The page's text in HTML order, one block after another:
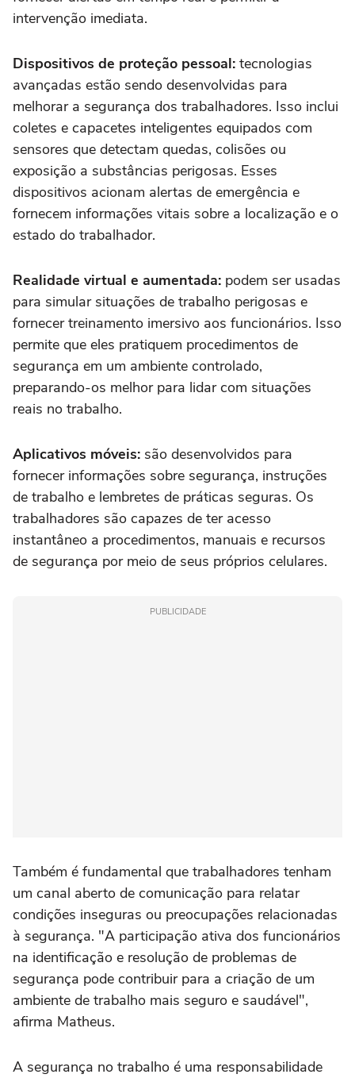
intervenção imediata.
Dispositivos de proteção pessoal: tecnologias
avançadas estão sendo desenvolvidas para
melhorar a segurança dos trabalhadores. Isso inclui
coletes e capacetes inteligentes equipados com
sensores que detectam quedas, colisões ou
exposição a substâncias perigosas. Esses
dispositivos acionam alertas de emergência e
fornecem informações vitais sobre a localização e o
estado do trabalhador.
Realidade virtual e aumentada: podem ser usadas
para simular situações de trabalho perigosas e
fornecer treinamento imersivo aos funcionários. Isso
permite que eles pratiquem procedimentos de
segurança em um ambiente controlado,
preparando-os melhor para lidar com situações
reais no trabalho.
Aplicativos móveis: são desenvolvidos para
fornecer informações sobre segurança, instruções
de trabalho e lembretes de práticas seguras. Os
trabalhadores são capazes de ter acesso
instantâneo a procedimentos, manuais e recursos
de segurança por meio de seus próprios celulares.
PUBLICIDADE
Também é fundamental que trabalhadores tenham
um canal aberto de comunicação para relatar
condições inseguras ou preocupações relacionadas
à segurança. "A participação ativa dos funcionários
na identificação e resolução de problemas de
segurança pode contribuir para a criação de um
ambiente de trabalho mais seguro e saudável",
afirma Matheus.
A segurança no trabalho é uma responsabilidade